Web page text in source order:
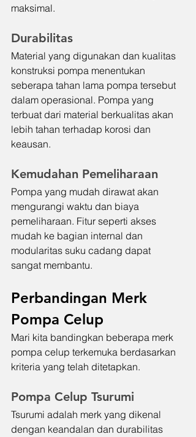
maksimal.
Durabilitas
Material yang digunakan dan kualitas
konstruksi pompa menentukan
seberapa tahan lama pompa tersebut
dalam operasional. Pompa yang
terbuat dari material berkualitas akan
lebih tahan terhadap korosi dan
keausan.
Kemudahan Pemeliharaan
Pompa yang mudah dirawat akan
mengurangi waktu dan biaya
pemeliharaan. Fitur seperti akses
mudah ke bagian internal dan
modularitas suku cadang dapat
sangat membantu.
Perbandingan Merk
Pompa Celup
Mari kita bandingkan beberapa merk
pompa celup terkemuka berdasarkan
kriteria yang telah ditetapkan.
Pompa Celup Tsurumi
Tsurumi adalah merk yang dikenal
dengan keandalan dan durabilitas